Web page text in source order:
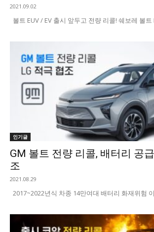
2021.09.02
볼트 EUV / EV 출시 앞두고 전량 리콜! 쉐보레 볼트
인기글
GM 볼트 전량 리콜, 배터리 공
조
2021.08.29
2017~2022년식 차종 14만여대 배터리 화재위험